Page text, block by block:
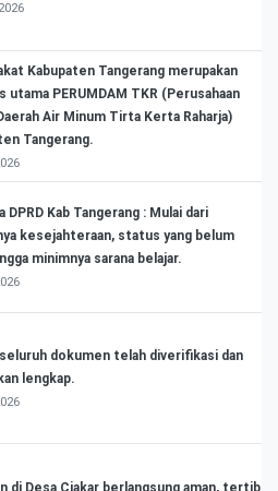
Kabupaten Tangerang merupakan
utama PERUMDAM TKR (Perusahaan
Air Minum Tirta Kerta Raharja)
Tangerang.
DPRD Kab Tangerang : Mulai dari
kesejahteraan, status yang belum
minimnya sarana belajar.
seluruh dokumen telah diverifikasi dan
lengkap.
di Desa Ciakar berlangsung aman, tertib